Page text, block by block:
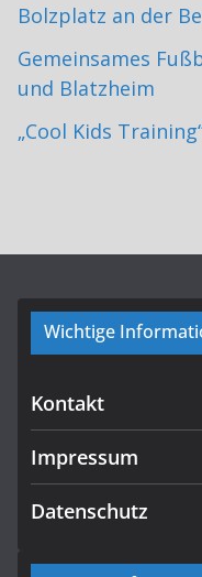
Bolzplatz an der
Gemeinsames
und Blatzheim
„Cool Kids
Wichtige
Kontakt
Impressum
Datenschutz